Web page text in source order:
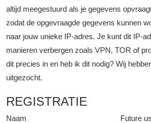
altijd meegestuurd als je gegevens
zodat de opgevraagde gegevens kunnen
naar jouw unieke IP-adres. Je kunt dit IP-
manieren verbergen zoals VPN, TOR of
dit precies in en heb ik dit nodig? Wij
uitgezocht.
REGISTRATIE
Naam
Future